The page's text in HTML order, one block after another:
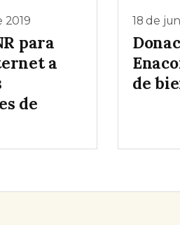
2019
para
a
de
18 de
de